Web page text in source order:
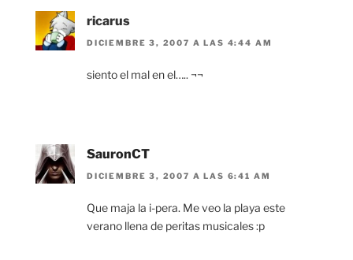
ricarus
DICIEMBRE 3, 2007 A LAS 4:44 AM
siento el mal en el….. ¬¬
SauronCT
DICIEMBRE 3, 2007 A LAS 6:41 AM
Que maja la i-pera. Me veo la playa este
verano llena de peritas musicales :p